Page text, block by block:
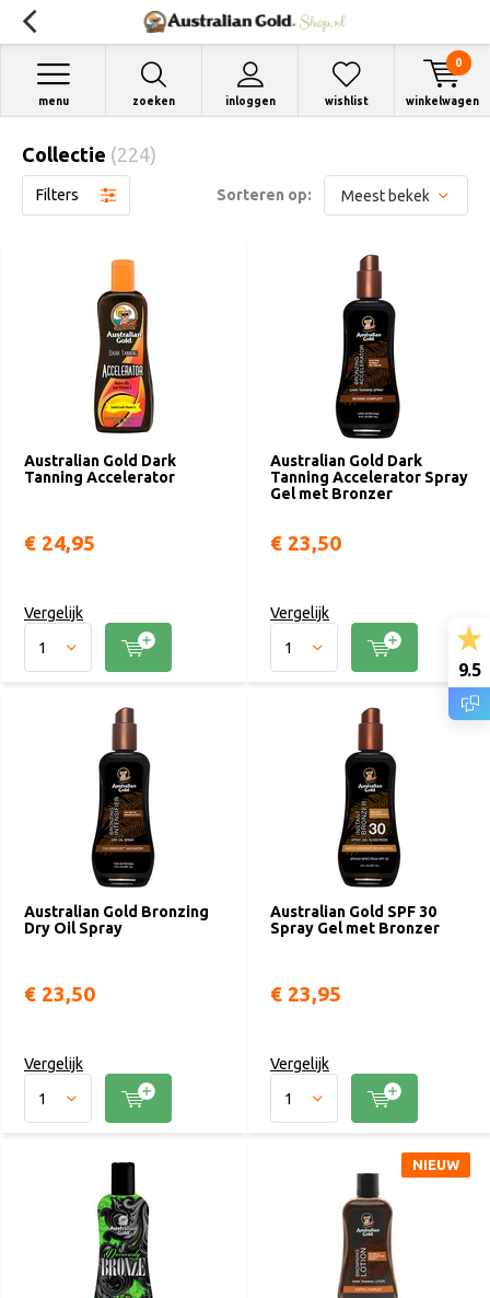
zoeken inloggen
menu wishlist winkelwagen
0
Collectie (224)
Filters Sorteren op:
Australian Gold Dark
Tanning Accelerator
€ 24,95
Vergelijk
Australian Gold Dark
Tanning Accelerator Spray
Gel met Bronzer
€ 23,50
Vergelijk
Australian Gold Bronzing
Dry Oil Spray
€ 23,50
Vergelijk
Australian Gold SPF 30
Spray Gel met Bronzer
€ 23,95
Vergelijk
NIEUW
9.5